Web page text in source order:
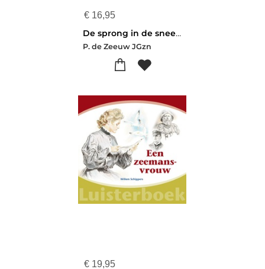
€ 16,95
De sprong in de sneeuw
P. de Zeeuw JGzn
€ 19,95